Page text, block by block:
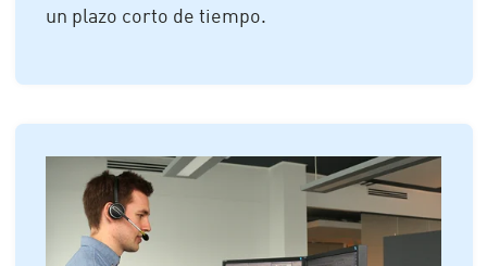
un plazo corto de tiempo.